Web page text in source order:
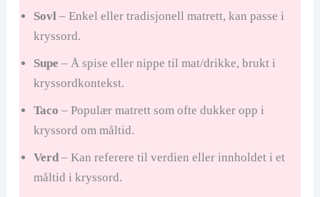
Sovl– Enkel eller tradisjonell matrett, kan passe i
kryssord.
Supe – Å spise eller nippe til mat/drikke, brukt i
kryssordkontekst.
Taco – Populær matrett som ofte dukker opp i
kryssord om måltid.
Verd– Kan referere til verdien eller innholdet i et
måltid i kryssord.